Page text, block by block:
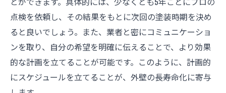
点検を依頼し、その結果をもとに次回の塗装時期を決め
ると良いでしょう。また、業者と密にコミュニケーショ
ンを取り、自分の希望を明確に伝えることで、より効果
的な計画を立てることが可能です。このように、計画的
にスケジュールを立てることが、外壁の長寿命化に寄与